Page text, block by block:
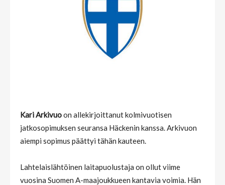
Kari Arkivuoon allekirjoittanut kolmivuotisen
jatkosopimuksen seuransa Häckenin kanssa. Arkivuon
aiempi sopimus päättyi tähän kauteen.
Lahtelaislähtöinen laitapuolustaja on ollut viime
vuosina Suomen A-maajoukkueen kantavia voimia. Hän